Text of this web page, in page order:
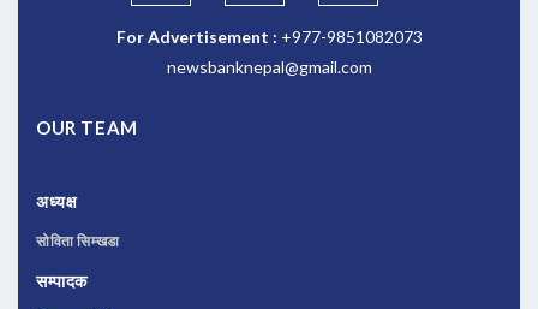
For Advertisement : +977-9851082073
newsbanknepal@gmail.com
OUR TEAM
अध्यक्ष
सोविता सिम्खडा
सम्पादक